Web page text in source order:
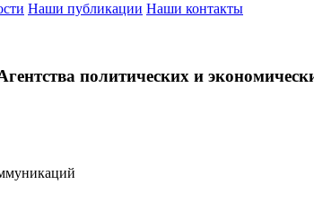
Наши публикации Наши контакты
политических и